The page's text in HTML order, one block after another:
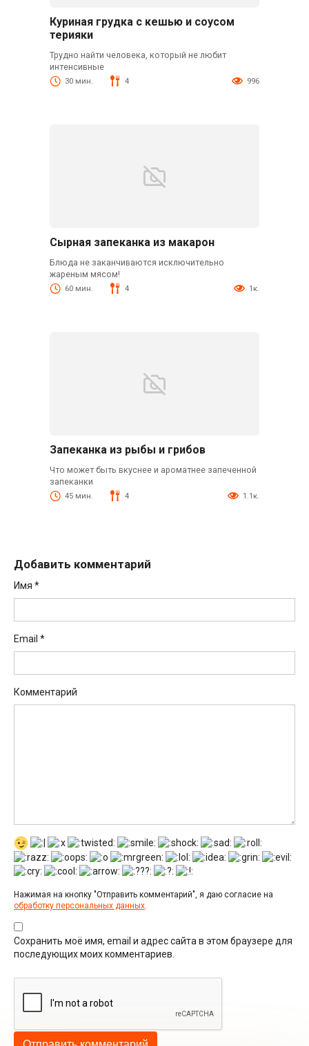
Куриная грудка с кешью и соусом
терияки
Трудно найти человека, который не любит
интенсивные
30 мин. 4 996
Сырная запеканка из макарон
Блюда не заканчиваются исключительно
жареным мясом!
60 мин. 4 1к.
Запеканка из рыбы и грибов
Что может быть вкуснее и ароматнее запеченной
запеканки
45 мин. 4 1.1к.
Добавить комментарий
Имя *
Email *
Комментарий
Нажимая на кнопку "Отправить комментарий", я даю согласие на
обработку персональных данных
Сохранить моё имя, email и адрес сайта в этом браузере для
последующих моих комментариев.